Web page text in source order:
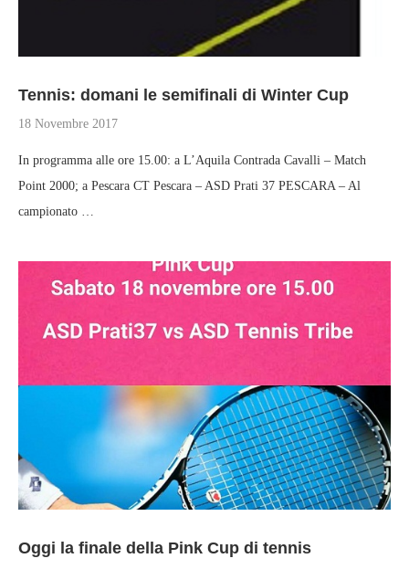
Tennis: domani le semifinali di Winter Cup
18 Novembre 2017
In programma alle ore 15.00: a L’Aquila Contrada Cavalli – Match
Point 2000; a Pescara CT Pescara – ASD Prati 37 PESCARA – Al
campionato …
Oggi la finale della Pink Cup di tennis